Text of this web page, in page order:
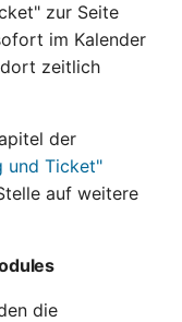
zur Seite
im Kalender
zeitlich
der
und Ticket"
auf weitere
die